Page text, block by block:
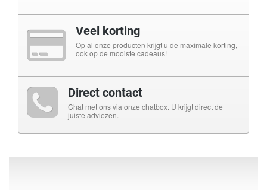
Veel korting
Op al onze producten krijgt u de maximale korting,
ook op de mooiste cadeaus!
Direct contact
Chat met ons via onze chatbox. U krijgt direct de
juiste adviezen.